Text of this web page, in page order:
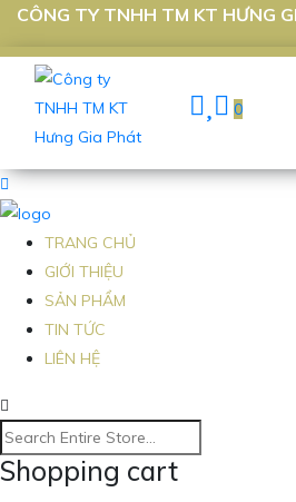
CÔNG TY TNHH TM KT HƯNG
0
TRANG CHỦ
GIỚI THIỆU
SẢN PHẨM
TIN TỨC
LIÊN HỆ
Shopping cart